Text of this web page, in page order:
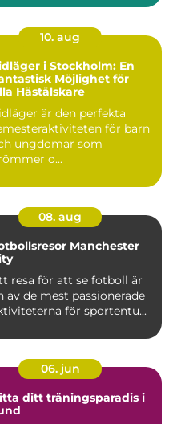
10. aug
i Stockholm: En
Möjlighet för
Hästälskare
är den perfekta
för barn
ungdomar som
o...
08. aug
Manchester
resa för att se fotboll är
av de mest passionerade
för sportentu...
06. jun
ditt träningsparadis i